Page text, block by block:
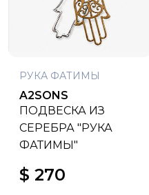
РУКА ФАТИМЫ
A2SONS
ПОДВЕСКА ИЗ
СЕРЕБРА "РУКА
ФАТИМЫ"
$ 270